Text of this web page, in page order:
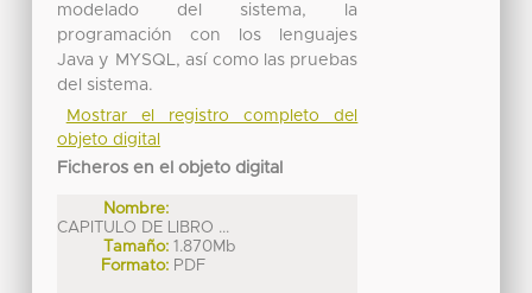
modelado del sistema, la
programación con los lenguajes
Java y MYSQL, así como las pruebas
del sistema.
Mostrar el registro completo del
objeto digital
Ficheros en el objeto digital
Nombre:
CAPITULO DE LIBRO ...
Tamaño: 1.870Mb
Formato: PDF